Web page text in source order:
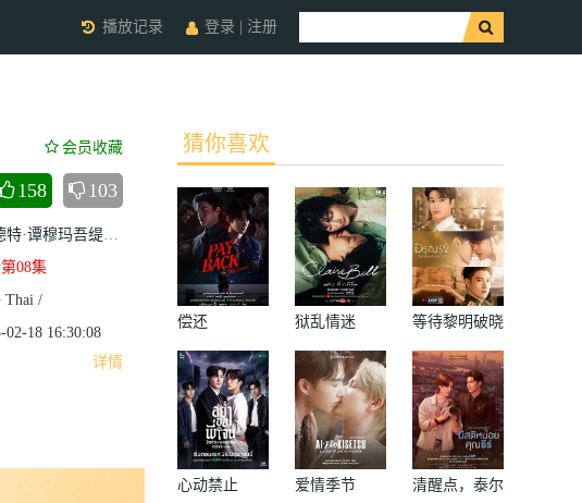
登录 注册
播放记录
会员收藏
158 103
特·谭穆玛吾缇 Bom Thunpisit Larpsumritphon Rossi Nonthakorn Chatchue
08集
Thai /
02-18 16:30:08
详情
猜你喜欢
偿还 狱乱情迷
等待黎明破晓
时
心动禁止 爱情季节
清醒点，泰尔